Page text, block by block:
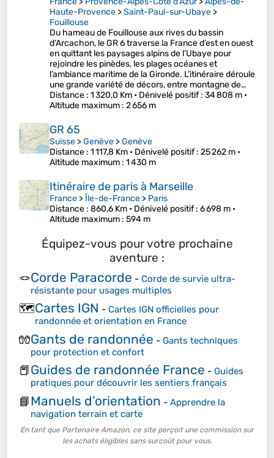
Haute-Provence >Saint-Paul-sur-Ubaye >
Fouillouse
Du hameau de Fouillouse aux rives du bassin
d’Arcachon, le GR 6 traverse la France d’est en ouest
en quittant les paysages alpins de l’Ubaye pour
rejoindre les pinèdes, les plages océanes et
l’ambiance maritime de la Gironde. L’itinéraire déroule
une grande variété de décors, entre montagne de…
Distance : 1 320,0 Km • Dénivelé positif: 34 808 m •
Altitude maximum : 2 656 m
GR 65
Suisse >Genève >Genève
Distance : 1 117,8 Km • Dénivelé positif: 25 262 m •
Altitude maximum : 1 430 m
Itinéraire de paris à Marseille
France >Île-de-France > Paris
Distance : 860,6 Km • Dénivelé positif: 6 698 m •
Altitude maximum : 594 m
Équipez-vous pour votre prochaine
aventure :
🪢Corde Paracorde - Corde de survie ultra-
résistante pour usages multiples
🗺️Cartes IGN - Cartes IGN officielles pour
randonnée et orientation en France
🧤Gants de randonnée - Gants techniques
pour protection et confort
📕Guides de randonnée France - Guides
pratiques pour découvrir les sentiers français
📘Manuels d’orientation - Apprendre la
navigation terrain et carte
En tant que Partenaire Amazon, ce site perçoit une commission sur
les achats éligibles sans surcoût pour vous.